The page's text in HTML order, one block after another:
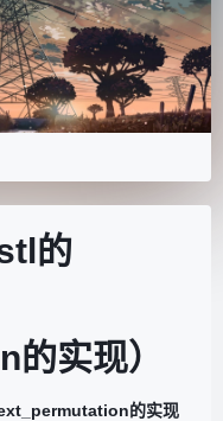
的
实现）
的实现